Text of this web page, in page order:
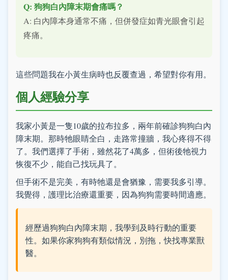
Q: 狗狗白內障末期會痛嗎？
A: 白內障本身通常不痛，但併發症如青光眼會引起
疼痛。
這些問題我在小黃生病時也反覆查過，希望對你有用。
個人經驗分享
我家小黃是一隻10歲的拉布拉多，兩年前確診狗狗白內
障末期。那時牠眼睛全白，走路常撞牆，我心疼得不得
了。我們選擇了手術，雖然花了4萬多，但術後牠視力
恢復不少，能自己找玩具了。
但手術不是完美，有時牠還是會猶豫，需要我多引導。
我覺得，護理比治療還重要，因為狗狗需要時間適應。
經歷過狗狗白內障末期，我學到及時行動的重要
性。如果你家狗狗有類似情況，別拖，快找專業獸
醫。